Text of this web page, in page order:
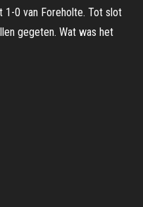
0 van Foreholte. Tot slot
gegeten. Wat was het